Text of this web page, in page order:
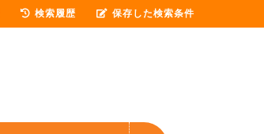
検索履歴 保存した検索条件